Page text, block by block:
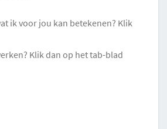
ik voor jou kan betekenen? Klik
Klik dan op het tab-blad